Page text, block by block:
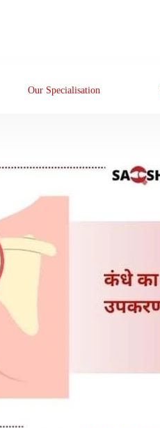
Our Specialisation